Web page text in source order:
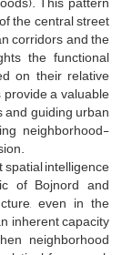
the central street
corridors and the
the functional
on their relative
a valuable
guiding urban
neighborhood-
spatial intelligence
of Bojnord and
even in the
inherent capacity
neighborhood